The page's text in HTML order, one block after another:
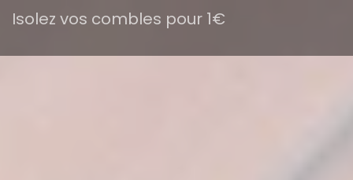
Isolez vos combles pour 1€